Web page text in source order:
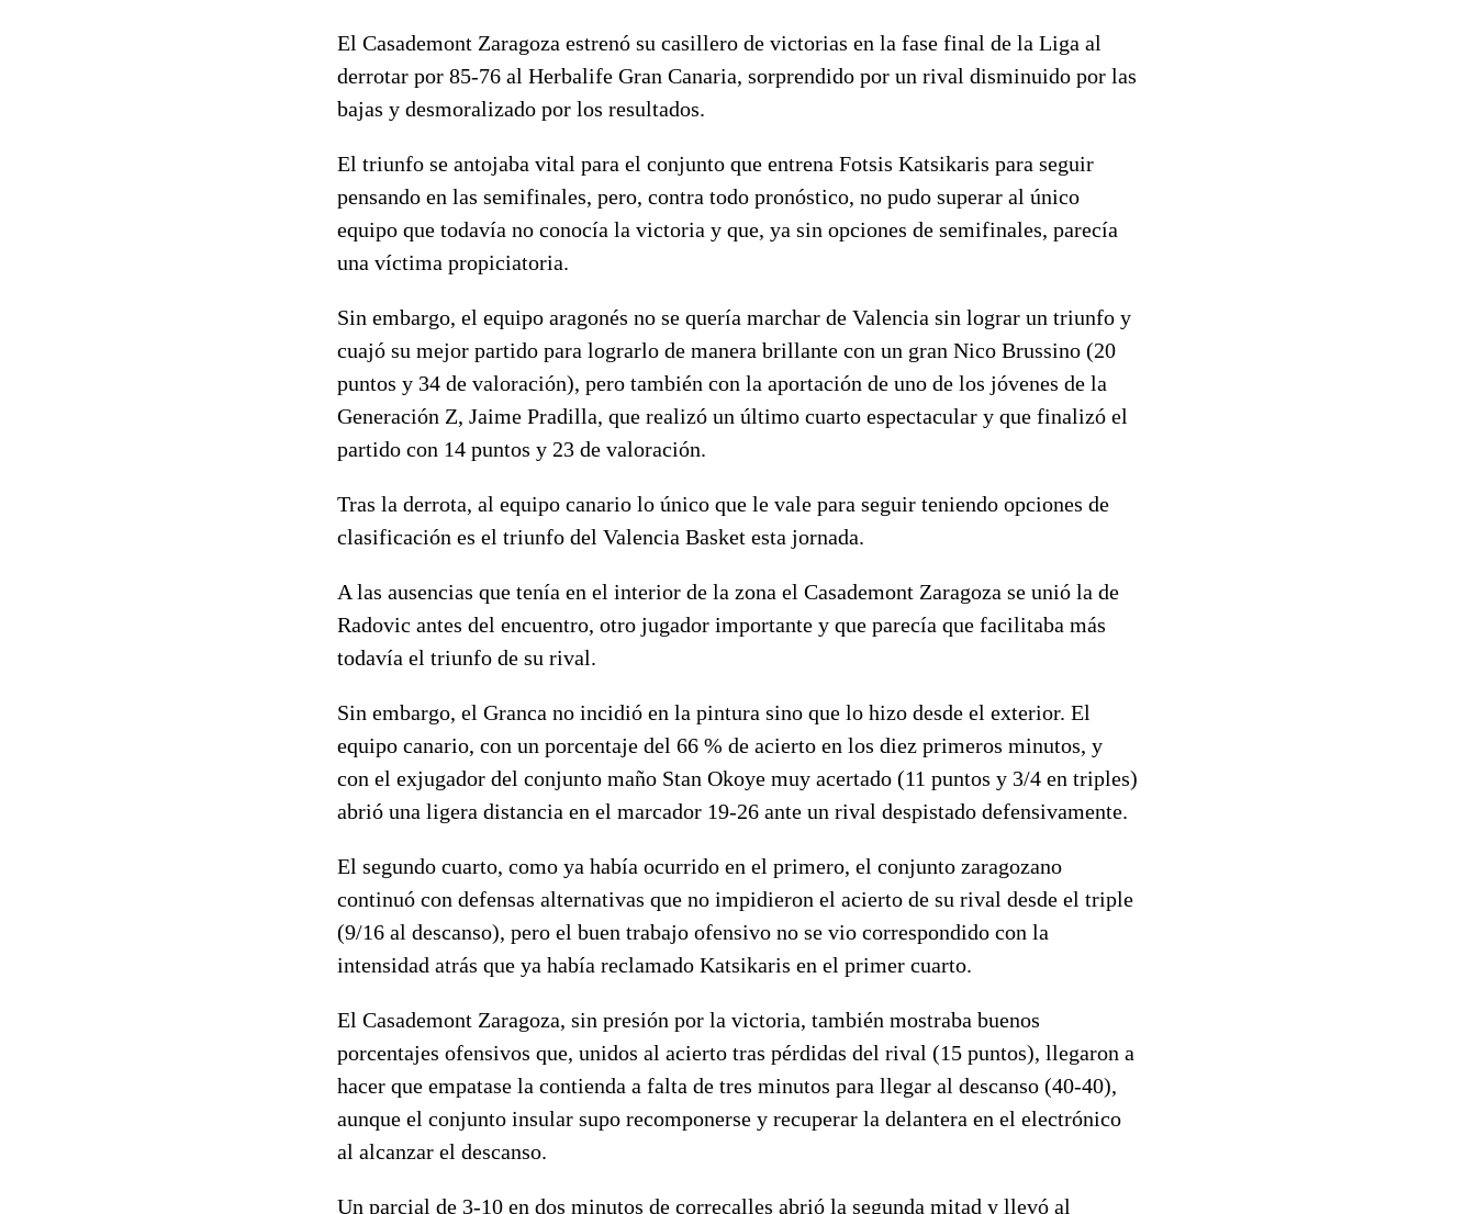
El Casademont Zaragoza estrenó su casillero de victorias en la fase final de la Liga al
derrotar por 85-76 al Herbalife Gran Canaria, sorprendido por un rival disminuido por las
bajas y desmoralizado por los resultados.
El triunfo se antojaba vital para el conjunto que entrena Fotsis Katsikaris para seguir
pensando en las semifinales, pero, contra todo pronóstico, no pudo superar al único
equipo que todavía no conocía la victoria y que, ya sin opciones de semifinales, parecía
una víctima propiciatoria.
Sin embargo, el equipo aragonés no se quería marchar de Valencia sin lograr un triunfo y
cuajó su mejor partido para lograrlo de manera brillante con un gran Nico Brussino (20
puntos y 34 de valoración), pero también con la aportación de uno de los jóvenes de la
Generación Z, Jaime Pradilla, que realizó un último cuarto espectacular y que finalizó el
partido con 14 puntos y 23 de valoración.
Tras la derrota, al equipo canario lo único que le vale para seguir teniendo opciones de
clasificación es el triunfo del Valencia Basket esta jornada.
A las ausencias que tenía en el interior de la zona el Casademont Zaragoza se unió la de
Radovic antes del encuentro, otro jugador importante y que parecía que facilitaba más
todavía el triunfo de su rival.
Sin embargo, el Granca no incidió en la pintura sino que lo hizo desde el exterior. El
equipo canario, con un porcentaje del 66 % de acierto en los diez primeros minutos, y
con el exjugador del conjunto maño Stan Okoye muy acertado (11 puntos y 3/4 en triples)
abrió una ligera distancia en el marcador 19-26 ante un rival despistado defensivamente.
El segundo cuarto, como ya había ocurrido en el primero, el conjunto zaragozano
continuó con defensas alternativas que no impidieron el acierto de su rival desde el triple
(9/16 al descanso), pero el buen trabajo ofensivo no se vio correspondido con la
intensidad atrás que ya había reclamado Katsikaris en el primer cuarto.
El Casademont Zaragoza, sin presión por la victoria, también mostraba buenos
porcentajes ofensivos que, unidos al acierto tras pérdidas del rival (15 puntos), llegaron a
hacer que empatase la contienda a falta de tres minutos para llegar al descanso (40-40),
aunque el conjunto insular supo recomponerse y recuperar la delantera en el electrónico
al alcanzar el descanso.
Un parcial de 3-10 en dos minutos de correcalles abrió la segunda mitad y llevó al